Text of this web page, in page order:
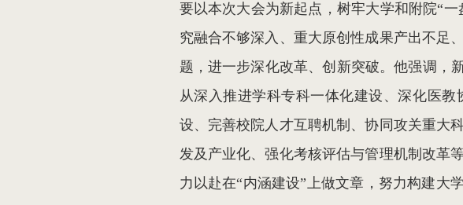
要以本次大会为新起点，树牢大学和附院“
究融合不够深入、重大原创性成果产出不足
题，进一步深化改革、创新突破。他强调，
从深入推进学科专科一体化建设、深化医
设、完善校院人才互聘机制、协同攻关重大
发及产业化、强化考核评估与管理机制改革
力以赴在“内涵建设”上做文章，努力构建大